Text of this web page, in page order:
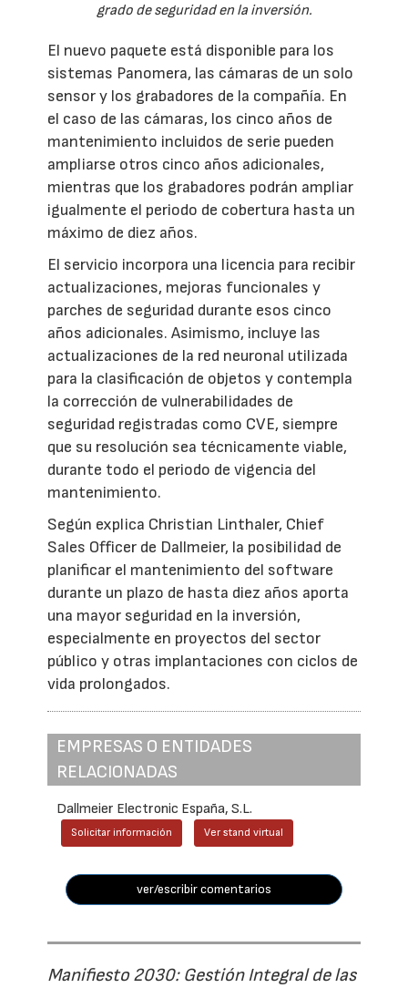
grado de seguridad en la inversión.
El nuevo paquete está disponible para los
sistemas Panomera, las cámaras de un solo
sensor y los grabadores de la compañía. En
el caso de las cámaras, los cinco años de
mantenimiento incluidos de serie pueden
ampliarse otros cinco años adicionales,
mientras que los grabadores podrán ampliar
igualmente el periodo de cobertura hasta un
máximo de diez años.
El servicio incorpora una licencia para recibir
actualizaciones, mejoras funcionales y
parches de seguridad durante esos cinco
años adicionales. Asimismo, incluye las
actualizaciones de la red neuronal utilizada
para la clasificación de objetos y contempla
la corrección de vulnerabilidades de
seguridad registradas como CVE, siempre
que su resolución sea técnicamente viable,
durante todo el periodo de vigencia del
mantenimiento.
Según explica Christian Linthaler, Chief
Sales Officer de Dallmeier, la posibilidad de
planificar el mantenimiento del software
durante un plazo de hasta diez años aporta
una mayor seguridad en la inversión,
especialmente en proyectos del sector
público y otras implantaciones con ciclos de
vida prolongados.
EMPRESAS O ENTIDADES
RELACIONADAS
Dallmeier Electronic España, S.L.
Solicitar información Ver stand virtual
ver/escribir comentarios
Manifiesto 2030: Gestión Integral de las